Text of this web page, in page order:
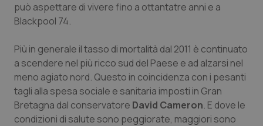
Sangue & coagulazione
Tiroide
Tumore al seno
Tumore ovarico
può aspettare di vivere fino a ottantatre anni e a
Blackpool 74.
Più in generale il tasso di mortalità dal 2011 è continuato
a scendere nel più ricco sud del Paese e ad alzarsi nel
meno agiato nord. Questo in coincidenza con i pesanti
tagli alla spesa sociale e sanitaria imposti in Gran
Bretagna dal conservatore David Cameron. E dove le
condizioni di salute sono peggiorate, maggiori sono